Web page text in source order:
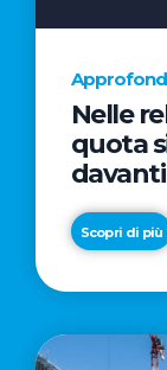
Nelle
quota
Scopri di più